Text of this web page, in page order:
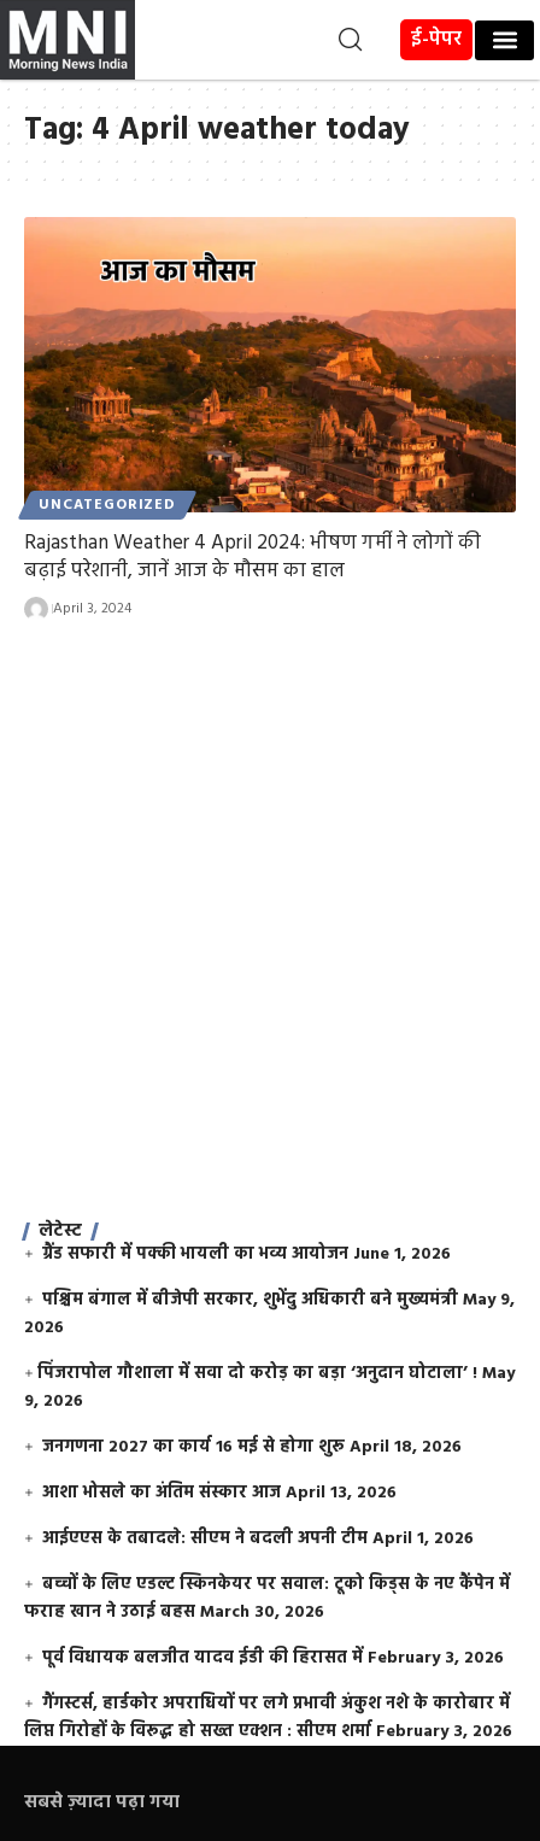
ई-पेपर
Tag: 4 April weather today
UNCATEGORIZED
Rajasthan Weather 4 April 2024: भीषण गर्मी ने लोगों की
बढ़ाई परेशानी, जानें आज के मौसम का हाल
April 3, 2024
लेटेस्ट
ग्रैंड सफारी में पक्की भायली का भव्य आयोजन June 1, 2026
पश्चिम बंगाल में बीजेपी सरकार, शुभेंदु अधिकारी बने मुख्यमंत्रीMay 9,
2026
​पिंजरापोल गौशाला में सवा दो करोड़ का बड़ा ‘अनुदान घोटाला’ !May
9, 2026
जनगणना 2027 का कार्य 16 मई से होगा शुरूApril 18, 2026
आशा भोसले का अंतिम संस्कार आजApril 13, 2026
आईएएस के तबादले: सीएम ने बदली अपनी टीमApril 1, 2026
बच्चों के लिए एडल्ट स्किनकेयर पर सवाल: टूको किड्स के नए कैंपेन में
फराह खान ने उठाई बहसMarch 30, 2026
पूर्व विधायक बलजीत यादव ईडी की हिरासत में February 3, 2026
गैंगस्टर्स, हार्डकोर अपराधियों पर लगे प्रभावी अंकुश नशे के कारोबार में
लिप्त गिरोहों के विरूद्ध हो सख्त एक्शन : सीएम शर्मा February 3, 2026
सबसे ज़्यादा पढ़ा गया